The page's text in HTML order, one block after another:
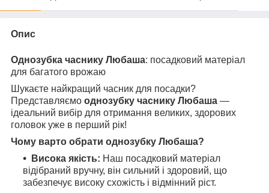
Опис
Однозубка часнику Любаша: посадковий матеріал
для багатого врожаю
Шукаєте найкращий часник для посадки?
Представляємо однозубку часнику Любаша —
ідеальний вибір для отримання великих, здорових
головок уже в перший рік!
Чому варто обрати однозубку Любаша?
Висока якість: Наш посадковий матеріал
відібраний вручну, він сильний і здоровий, що
забезпечує високу схожість і відмінний ріст.